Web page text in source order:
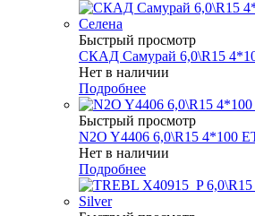
Быстрый просмотр
СКАД Самурай 6,0\R15
Нет в наличии
Подробнее
Быстрый просмотр
N2O Y4406 6,0\R15 4*100
Нет в наличии
Подробнее